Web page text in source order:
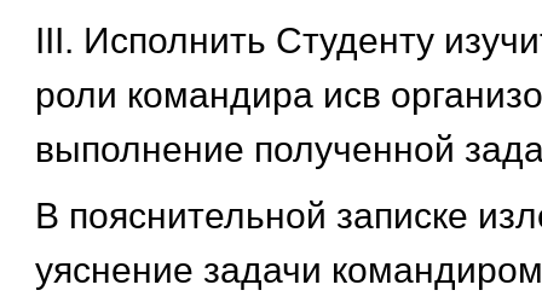
III. Исполнить Студенту
роли командира исв
выполнение полученной
В пояснительной записке
уяснение задачи